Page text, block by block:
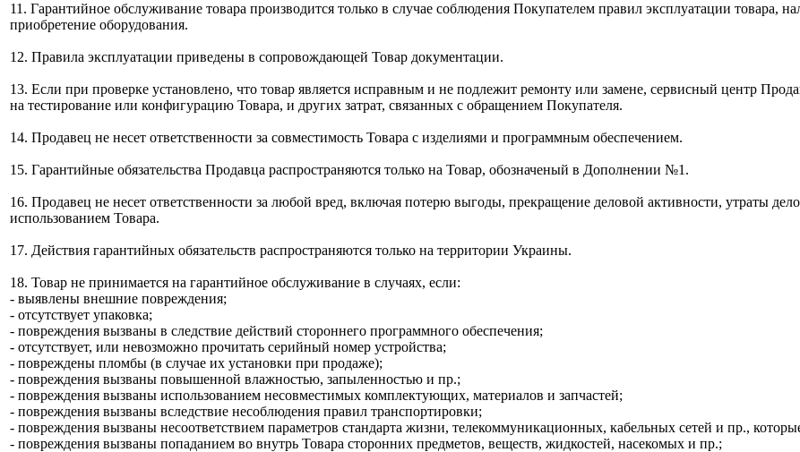
11. Гарантийное обслуживание товара производится только в случае соблюдения Покупателем правил эксплуатации
приобретение оборудования.
12. Правила эксплуатации приведены в сопровождающей Товар документации.
13. Если при проверке установлено, что товар является исправным и не подлежит ремонту или замене, сервисный центр
на тестирование или конфигурацию Товара, и других затрат, связанных с обращением Покупателя.
14. Продавец не несет ответственности за совместимость Товара с изделиями и программным обеспечением.
15. Гарантийные обязательства Продавца распространяются только на Товар, обозначеный в Дополнении №1.
16. Продавец не несет ответственности за любой вред, включая потерю выгоды, прекращение деловой активности, утраты
использованием Товара.
17. Действия гарантийных обязательств распространяются только на территории Украины.
18. Товар не принимается на гарантийное обслуживание в случаях, если:
- выявлены внешние повреждения;
- отсутствует упаковка;
- повреждения вызваны в следствие действий стороннего программного обеспечения;
- отсутствует, или невозможно прочитать серийный номер устройства;
- повреждены пломбы (в случае их установки при продаже);
- повреждения вызваны повышенной влажностью, запыленностью и пр.;
- повреждения вызваны использованием несовместимых комплектующих, материалов и запчастей;
- повреждения вызваны вследствие несоблюдения правил транспортировки;
- повреждения вызваны несоответствием параметров стандарта жизни, телекоммуникационных, кабельных сетей и пр.,
- повреждения вызваны попаданием во внутрь Товара сторонних предметов, веществ, жидкостей, насекомых и пр.;